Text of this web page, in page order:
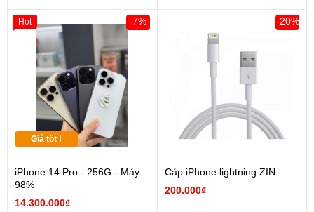
Giá tốt !
iPhone 14 Pro - 256G - Máy
98%
14.300.000₫
-7%
Hot
Cáp iPhone lightning ZIN
200.000₫
-20%